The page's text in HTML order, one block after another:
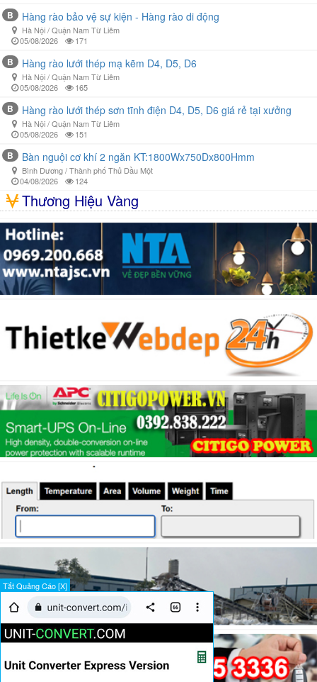
B Hàng rào bảo vệ sự kiện - Hàng rào di động
Hà Nội / Quận Nam Từ Liêm
05/08/2026
171
B Hàng rào lưới thép mạ kẽm D4, D5, D6
Hà Nội / Quận Nam Từ Liêm
05/08/2026
165
B Hàng rào lưới thép sơn tĩnh điện D4, D5, D6 giá rẻ tại xưởng
Hà Nội / Quận Nam Từ Liêm
05/08/2026
151
B Bàn nguội cơ khí 2 ngăn KT:1800Wx750Dx800Hmm
Bình Dương / Thành phố Thủ Dầu Một
04/08/2026
124
Thương Hiệu Vàng
Tắt Quảng Cáo [X]